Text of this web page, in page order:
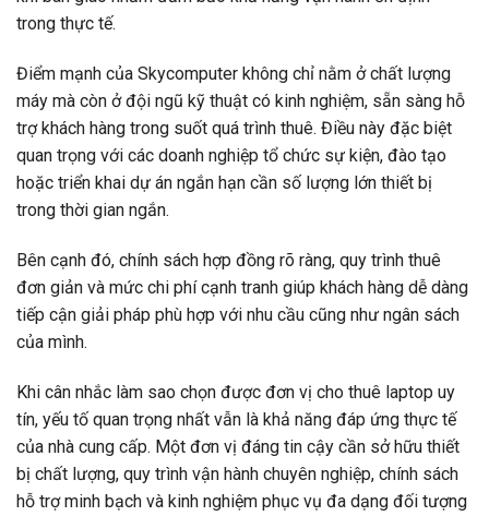
trong thực tế.
Điểm mạnh của Skycomputer không chỉ nằm ở chất lượng
máy mà còn ở đội ngũ kỹ thuật có kinh nghiệm, sẵn sàng hỗ
trợ khách hàng trong suốt quá trình thuê. Điều này đặc biệt
quan trọng với các doanh nghiệp tổ chức sự kiện, đào tạo
hoặc triển khai dự án ngắn hạn cần số lượng lớn thiết bị
trong thời gian ngắn.
Bên cạnh đó, chính sách hợp đồng rõ ràng, quy trình thuê
đơn giản và mức chi phí cạnh tranh giúp khách hàng dễ dàng
tiếp cận giải pháp phù hợp với nhu cầu cũng như ngân sách
của mình.
Khi cân nhắc làm sao chọn được đơn vị cho thuê laptop uy
tín, yếu tố quan trọng nhất vẫn là khả năng đáp ứng thực tế
của nhà cung cấp. Một đơn vị đáng tin cậy cần sở hữu thiết
bị chất lượng, quy trình vận hành chuyên nghiệp, chính sách
hỗ trợ minh bạch và kinh nghiệm phục vụ đa dạng đối tượng